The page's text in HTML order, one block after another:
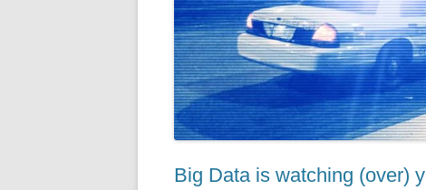
Big Data is watching (over)